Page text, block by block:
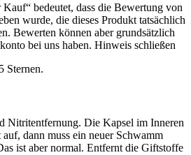
bedeutet, dass die Bewertung von
wurde, die dieses Produkt tatsächlich
Bewerten können aber grundsätzlich
bei uns haben. Hinweis schließen
Sternen.
Nitritentfernung. Die Kapsel im Inneren
dann muss ein neuer Schwamm
ist aber normal. Entfernt die Giftstoffe